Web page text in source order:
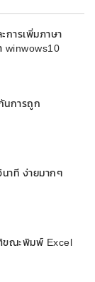
การเพิ่มภาษา
winwows10
นการถูก
าที ง่ายมากๆ
ขณะพิมพ์ Excel